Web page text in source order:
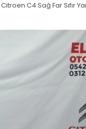
Citroen C4 Sağ Far Sıfır